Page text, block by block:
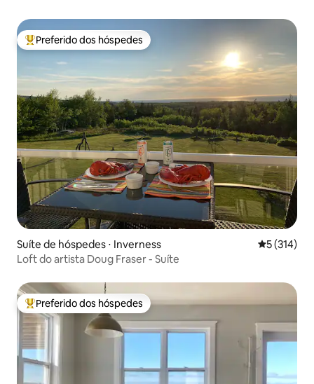
Entre os melhores preferidos dos hóspedes
Preferido dos hóspedes
Suíte de hóspedes ⋅ Inverness 5 de uma
5 (314)
Loft do artista Doug Fraser - Suíte
Entre os melhores preferidos dos hóspedes
Preferido dos hóspedes